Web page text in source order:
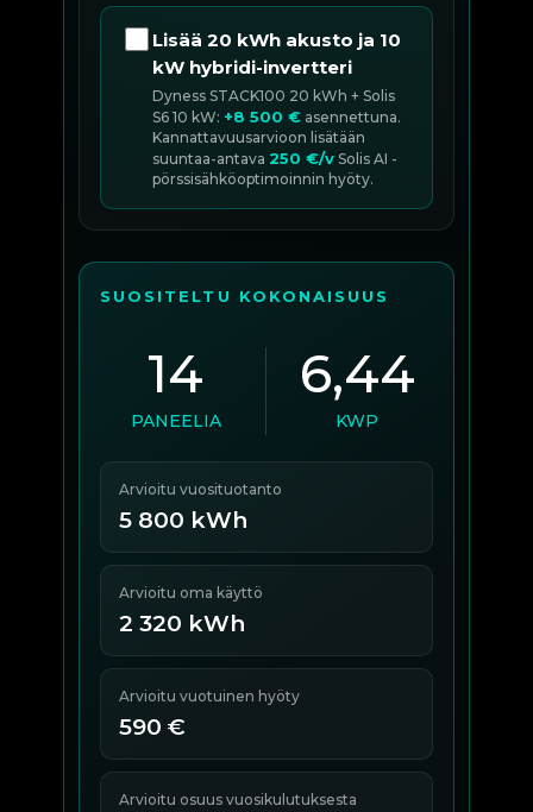
Lisää 20 kWh akusto ja 10
kW hybridi-invertteri
Dyness STACK100 20 kWh + Solis
S6 10 kW: +8 500 €asennettuna.
Kannattavuusarvioon lisätään
suuntaa-antava 250 €/vSolis AI -
pörssisähköoptimoinnin hyöty.
SUOSITELTU KOKONAISUUS
14
PANEELIA
6,44
KWP
Arvioitu vuosituotanto
5 800 kWh
Arvioitu oma käyttö
2 320 kWh
Arvioitu vuotuinen hyöty
590 €
Arvioitu osuus vuosikulutuksesta